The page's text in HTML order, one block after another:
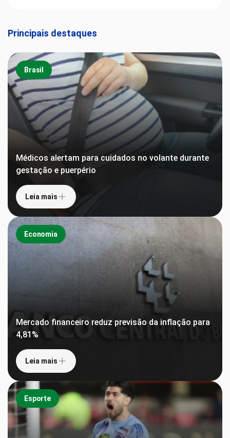
Principais destaques
Brasil
Médicos alertam para cuidados no volante durante
gestação e puerpério
Leia mais
Economia
Mercado financeiro reduz previsão da inflação para
4,81%
Leia mais
Esporte